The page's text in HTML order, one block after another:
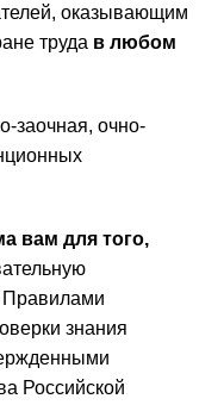
оказывающим
труда в любом
заочная, очно-
вам для того,
Правилами
знания
Российской